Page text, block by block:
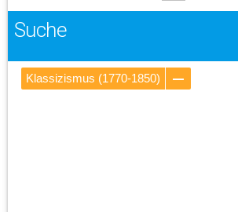
Suche
Klassizismus (1770-1850)